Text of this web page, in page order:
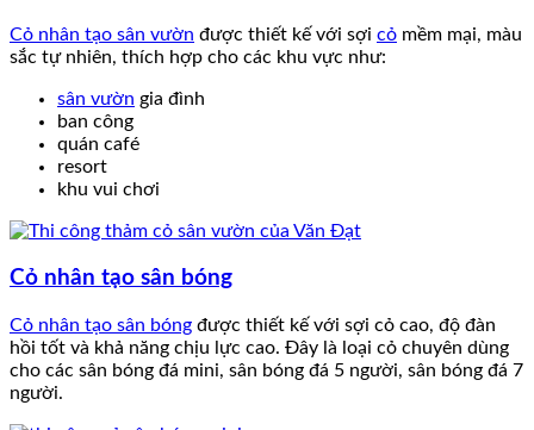
Cỏ nhân tạo sân vườn được thiết kế với sợi cỏ mềm mại, màu
sắc tự nhiên, thích hợp cho các khu vực như:
sân vườn gia đình
ban công
quán café
resort
khu vui chơi
Cỏ nhân tạo sân bóng
Cỏ nhân tạo sân bóng được thiết kế với sợi cỏ cao, độ đàn
hồi tốt và khả năng chịu lực cao. Đây là loại cỏ chuyên dùng
cho các sân bóng đá mini, sân bóng đá 5 người, sân bóng đá 7
người.